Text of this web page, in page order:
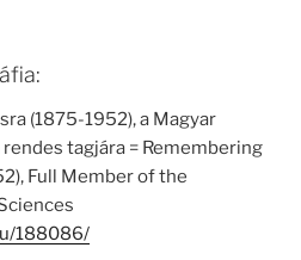
(1875-1952), a Magyar
tagjára = Remembering
Full Member of the
188086/